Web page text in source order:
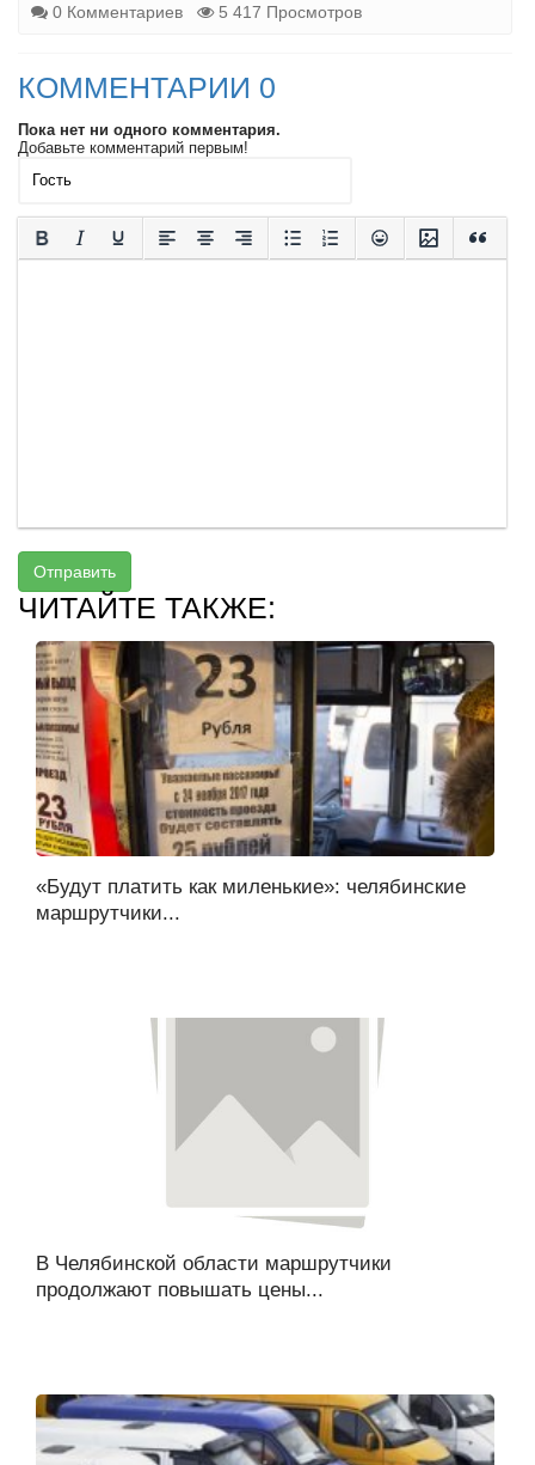
0 Комментариев
5 417 Просмотров
КОММЕНТАРИИ 0
Пока нет ни одного комментария.
Добавьте комментарий первым!
Отправить
ЧИТАЙТЕ ТАКЖЕ:
«Будут платить как миленькие»: челябинские
маршрутчики...
В Челябинской области маршрутчики
продолжают повышать цены...